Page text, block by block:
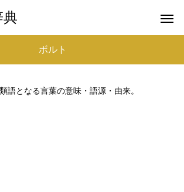
典
ボルト
語となる言葉の意味・語源・由来。